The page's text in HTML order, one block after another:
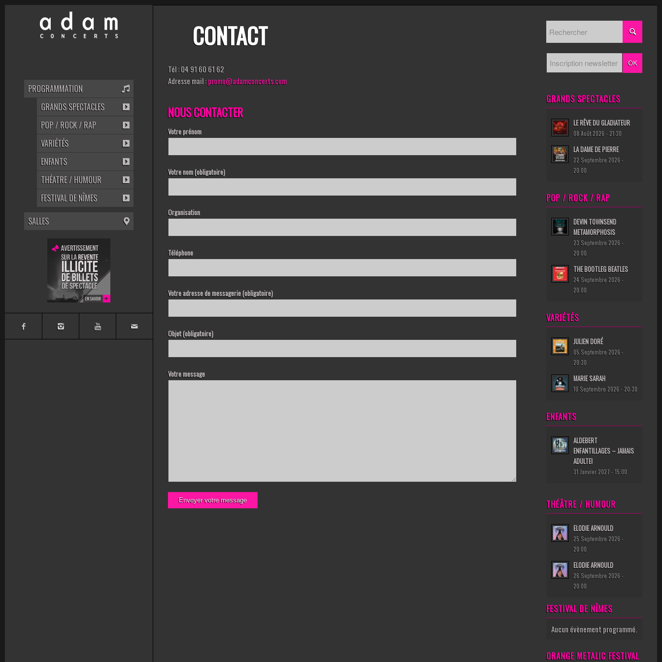
PROGRAMMATION
GRANDS SPECTACLES
POP / ROCK / RAP
VARIÉTÉS
ENFANTS
THÉATRE / HUMOUR
FESTIVAL DE NÎMES
SALLES
CONTACT
Tél : 04 91 60 61 62
Adresse mail :promo@adamconcerts.com
NOUS CONTACTER
Votre prénom
Votre nom (obligatoire)
Organisation
Téléphone
Votre adresse de messagerie (obligatoire)
Objet (obligatoire)
Votre message
GRANDS SPECTACLES
LE RÊVE DU GLADIATEUR
08 Août 2026 - 21:30
LA DAME DE PIERRE
22 Septembre 2026 -
20:00
POP / ROCK / RAP
DEVIN TOWNSEND
METAMORPHOSIS
23 Septembre 2026 -
20:00
THE BOOTLEG BEATLES
24 Septembre 2026 -
20:00
VARIÉTÉS
JULIEN DORÉ
05 Septembre 2026 -
20:30
MARIE SARAH
10 Septembre 2026 - 20:30
ENFANTS
ALDEBERT
ENFANTILLAGES – JAMAIS
ADULTE!
31 Janvier 2027 - 15:00
THÉÂTRE / HUMOUR
ELODIE ARNOULD
25 Septembre 2026 -
20:00
ELODIE ARNOULD
26 Septembre 2026 -
20:00
FESTIVAL DE NÎMES
Aucun évènement programmé.
ORANGE METALIC FESTIVAL